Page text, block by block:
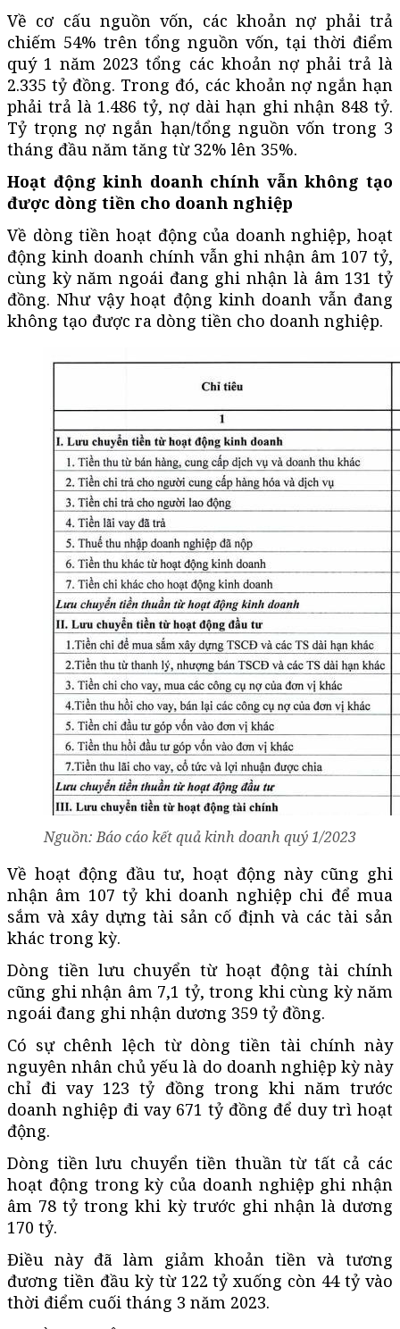
Về cơ cấu nguồn vốn, các khoản nợ phải trả
chiếm 54% trên tổng nguồn vốn, tại thời điểm
quý 1 năm 2023 tổng các khoản nợ phải trả là
2.335 tỷ đồng. Trong đó, các khoản nợ ngắn hạn
phải trả là 1.486 tỷ, nợ dài hạn ghi nhận 848 tỷ.
Tỷ trọng nợ ngắn hạn/tổng nguồn vốn trong 3
tháng đầu năm tăng từ 32% lên 35%.
Hoạt động kinh doanh chính vẫn không tạo
được dòng tiền cho doanh nghiệp
Về dòng tiền hoạt động của doanh nghiệp, hoạt
động kinh doanh chính vẫn ghi nhận âm 107 tỷ,
cùng kỳ năm ngoái đang ghi nhận là âm 131 tỷ
đồng. Như vậy hoạt động kinh doanh vẫn đang
không tạo được ra dòng tiền cho doanh nghiệp.
Nguồn: Báo cáo kết quả kinh doanh quý 1/2023
Về hoạt động đầu tư, hoạt động này cũng ghi
nhận âm 107 tỷ khi doanh nghiệp chi để mua
sắm và xây dựng tài sản cố định và các tài sản
khác trong kỳ.
Dòng tiền lưu chuyển từ hoạt động tài chính
cũng ghi nhận âm 7,1 tỷ, trong khi cùng kỳ năm
ngoái đang ghi nhận dương 359 tỷ đồng.
Có sự chênh lệch từ dòng tiền tài chính này
nguyên nhân chủ yếu là do doanh nghiệp kỳ này
chỉ đi vay 123 tỷ đồng trong khi năm trước
doanh nghiệp đi vay 671 tỷ đồng để duy trì hoạt
động.
Dòng tiền lưu chuyển tiền thuần từ tất cả các
hoạt động trong kỳ của doanh nghiệp ghi nhận
âm 78 tỷ trong khi kỳ trước ghi nhận là dương
170 tỷ.
Điều này đã làm giảm khoản tiền và tương
đương tiền đầu kỳ từ 122 tỷ xuống còn 44 tỷ vào
thời điểm cuối tháng 3 năm 2023.